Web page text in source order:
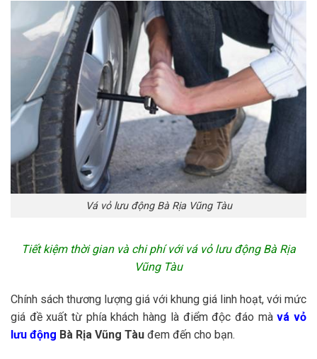
Vá vỏ lưu động Bà Rịa Vũng Tàu
Tiết kiệm thời gian và chi phí với vá vỏ lưu động Bà Rịa
Vũng Tàu
Chính sách thương lượng giá với khung giá linh hoạt, với mức
giá đề xuất từ phía khách hàng là điểm độc đáo màvá vỏ
lưu động Bà Rịa Vũng Tàu đem đến cho bạn.